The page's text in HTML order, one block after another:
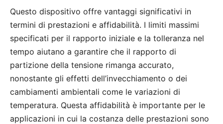
Questo dispositivo offre vantaggi significativi in ​​
termini di prestazioni e affidabilità. I ​​limiti massimi
specificati per il rapporto iniziale e la tolleranza nel
tempo aiutano a garantire che il rapporto di
partizione della tensione rimanga accurato,
nonostante gli effetti dell’invecchiamento o dei
cambiamenti ambientali come le variazioni di
temperatura. Questa affidabilità è importante per le
applicazioni in cui la costanza delle prestazioni sono